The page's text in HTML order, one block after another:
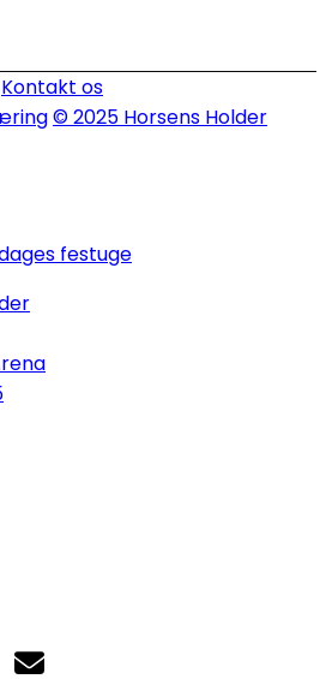
Kontakt os
© 2025 Horsens Holder